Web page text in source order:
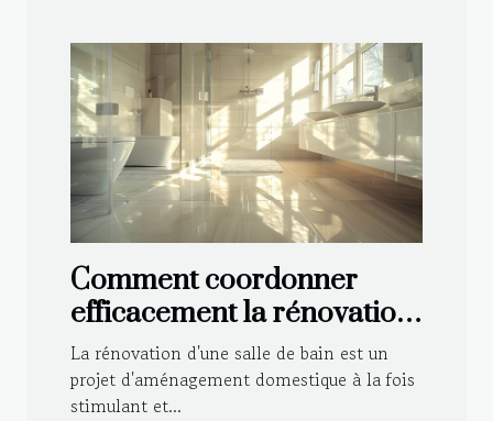
Comment coordonner
efficacement la rénovation
de votre salle de bain
La rénovation d'une salle de bain est un
projet d'aménagement domestique à la fois
stimulant et...